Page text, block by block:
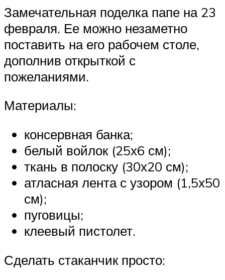
Замечательная поделка папе на 23
февраля. Ее можно незаметно
поставить на его рабочем столе,
дополнив открыткой с
пожеланиями.
Материалы:
консервная банка;
белый войлок (25х6 см);
ткань в полоску (30х20 см);
атласная лента с узором (1,5х50
см);
пуговицы;
клеевый пистолет.
Сделать стаканчик просто: